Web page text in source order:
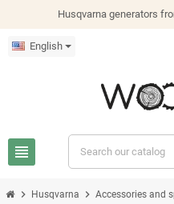
Husqvarna generators
English
view_headline
chevron_right Husqvarna chevron_right Accessories and